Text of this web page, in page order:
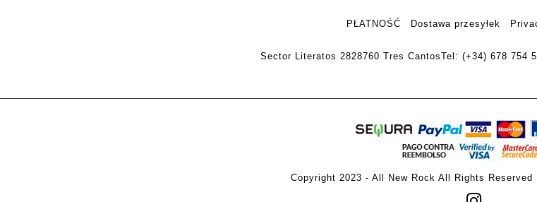
PŁATNOŚĆ Dostawa przesyłek
Sector Literatos 2828760 Tres CantosTel: (+34) 678 754
Copyright 2023 - All New Rock All Rights